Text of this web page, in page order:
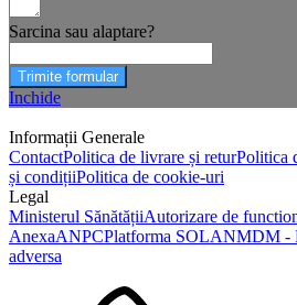
Sarcina sau alaptare?
Trimite formular
Inchide
Informații Generale
ContactPolitica de livrare și returPolitica
și condițiiPolitica de cookie-uri
Legal
Ministerul SănătățiiAutorizare de
AnexaANPCPlatforma SOLANMDM -
adversa